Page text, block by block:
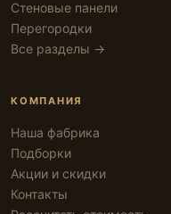
Стеновые панели
Перегородки
Все разделы →
КОМПАНИЯ
Наша фабрика
Подборки
Акции и скидки
Контакты